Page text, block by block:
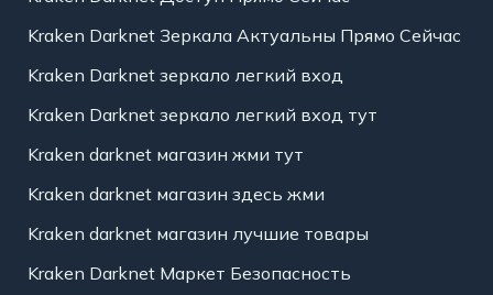
Kraken Darknet Зеркала Актуальны Прямо Сейчас
Kraken Darknet зеркало легкий вход
Kraken Darknet зеркало легкий вход тут
Kraken darknet магазин жми тут
Kraken darknet магазин здесь жми
Kraken darknet магазин лучшие товары
Kraken Darknet Маркет Безопасность